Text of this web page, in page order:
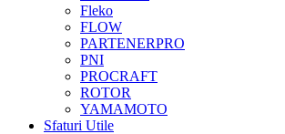
Fleko
FLOW
PARTENERPRO
PNI
PROCRAFT
ROTOR
YAMAMOTO
Sfaturi Utile